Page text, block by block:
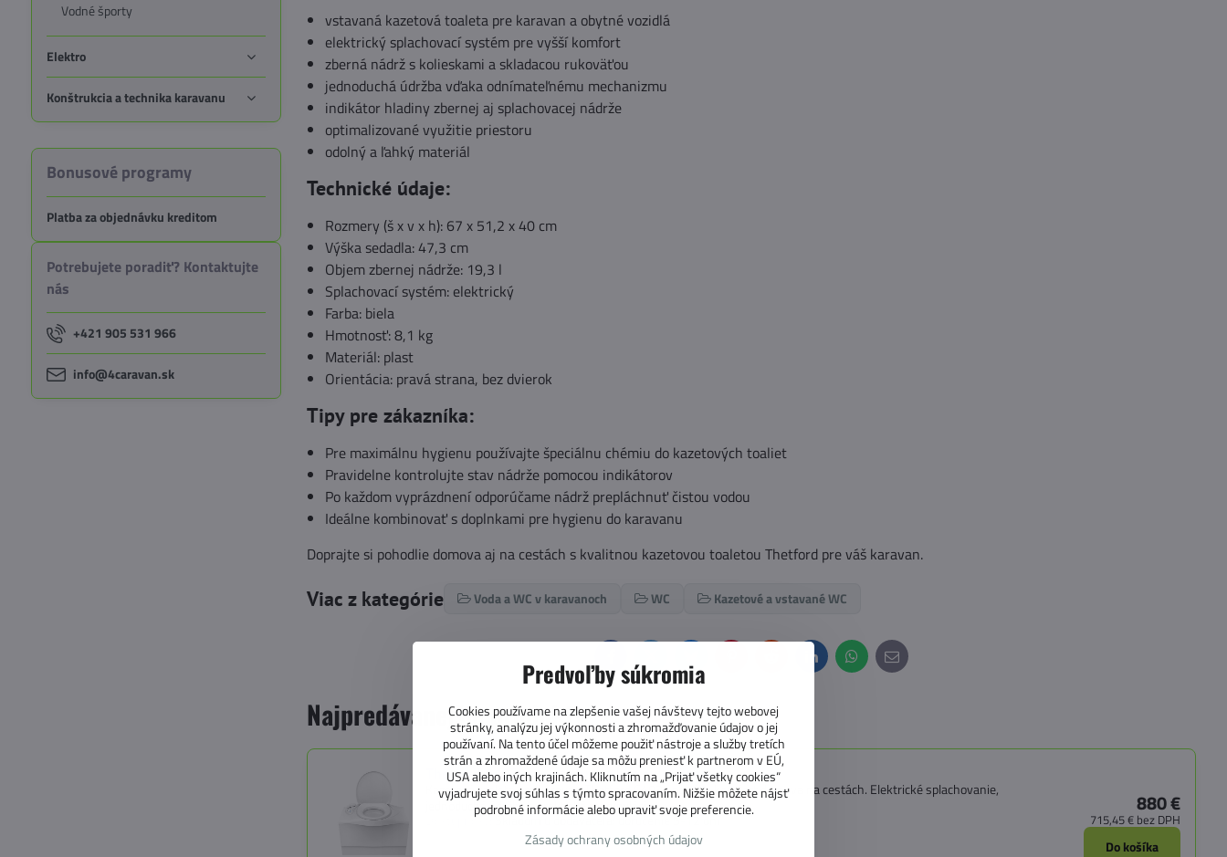
vstavaná kazetová toaleta pre karavan a obytné vozidlá
elektrický splachovací systém pre vyšší komfort
zberná nádrž s kolieskami a skladacou rukoväťou
jednoduchá údržba vďaka odnímateľnému mechanizmu
indikátor hladiny zbernej aj splachovacej nádrže
optimalizované využitie priestoru
odolný a ľahký materiál
Technické údaje:
Rozmery (š x v x h): 67 x 51,2 x 40 cm
Výška sedadla: 47,3 cm
Objem zbernej nádrže: 19,3 l
Splachovací systém: elektrický
Farba: biela
Hmotnosť: 8,1 kg
Materiál: plast
Orientácia: pravá strana, bez dvierok
Tipy pre zákazníka:
Pre maximálnu hygienu používajte špeciálnu chémiu do kazetových toaliet
Pravidelne kontrolujte stav nádrže pomocou indikátorov
Po každom vyprázdnení odporúčame nádrž prepláchnuť čistou vodou
Ideálne kombinovať s doplnkami pre hygienu do karavanu
Doprajte si pohodlie domova aj na cestách s kvalitnou kazetovou toaletou Thetford pre váš karavan.
Viac z kategórie Voda a WC v karavanoch WC Kazetové a vstavané WC
Facebook TwitterBluesky LinkedInWhatsApp
E-
mail
Najpredávanejšie produkty
Thetford C403L toaleta pravá bez dvierok biela
Kazetová toaleta pre karavan Thetford C403L ponúka komfort domova na cestách. Elektrické splachovanie,
jednoduchá údržba a praktická manipulácia.
Dostupnosť:Skladom u dodávateľa: doručenie 5-12 dní
880 €
715,45 € bez DPH
Do košíka
Vodné športy
Elektro
Konštrukcia a technika karavanu
Bonusové programy
Platba za objednávku kreditom
Potrebujete poradiť? Kontaktujte
nás
+421 905 531 966
info@4caravan.sk
Predvoľby súkromia
Cookies používame na zlepšenie vašej návštevy tejto webovej
stránky, analýzu jej výkonnosti a zhromažďovanie údajov o jej
používaní. Na tento účel môžeme použiť nástroje a služby tretích
strán a zhromaždené údaje sa môžu preniesť k partnerom v EÚ,
USA alebo iných krajinách. Kliknutím na „Prijať všetky cookies“
vyjadrujete svoj súhlas s týmto spracovaním. Nižšie môžete nájsť
podrobné informácie alebo upraviť svoje preferencie.
Zásady ochrany osobných údajov